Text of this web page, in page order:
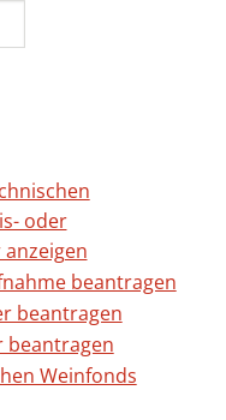
oder
beantragen
beantragen
beantragen
Weinfonds